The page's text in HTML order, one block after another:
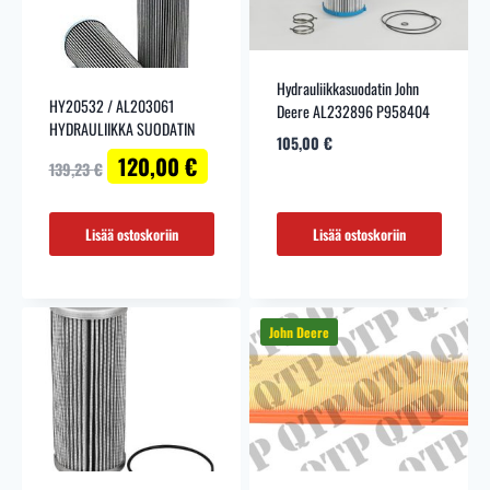
HY20532 / AL203061
HYDRAULIIKKA SUODATIN
139,23€ Alkuperäinen
hinta
oli:
139,23 €.
120,00 € Nykyinen
hinta
on:
Lisää ostoskoriin
Hydrauliikkasuodatin John
Deere AL232896 P958404
105,00 €
Lisää ostoskoriin